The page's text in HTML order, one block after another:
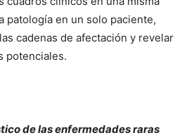
patología en un solo paciente,
cadenas de afectación y revelar
potenciales.
de las enfermedades raras